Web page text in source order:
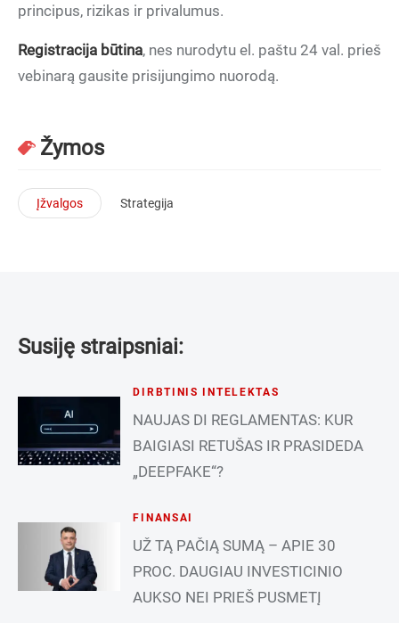
principus, rizikas ir privalumus.
Registracija būtina, nes nurodytu el. paštu 24 val. prieš
vebinarą gausite prisijungimo nuorodą.
Žymos
Įžvalgos Strategija
Susiję straipsniai:
DIRBTINIS INTELEKTAS
NAUJAS DI REGLAMENTAS: KUR
BAIGIASI RETUŠAS IR PRASIDEDA
„DEEPFAKE“?
FINANSAI
UŽ TĄ PAČIĄ SUMĄ – APIE 30
PROC. DAUGIAU INVESTICINIO
AUKSO NEI PRIEŠ PUSMETĮ